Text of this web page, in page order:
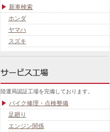
新車検索
ホンダ
ヤマハ
スズキ
陸運局認証工場を完備しております。
バイク修理・点検整備
足廻り
エンジン関係